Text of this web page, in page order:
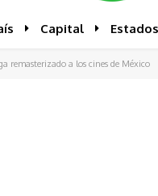
Capital Estados
remasterizado a los cines de México